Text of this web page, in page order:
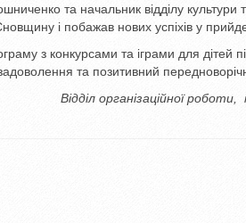
та начальник відділу
і побажав нових успіхів у
з конкурсами та іграми для дітей
та позитивний
Відділ організаційної роботи,